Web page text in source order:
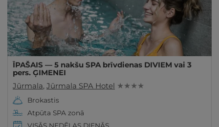
ĪPAŠAIS — 5 nakšu SPA brīvdienas DIVIEM vai 3
pers. ĢIMENEI
Jūrmala, Jūrmala SPA Hotel ★ ★ ★ ★
Brokastis
Atpūta SPA zonā